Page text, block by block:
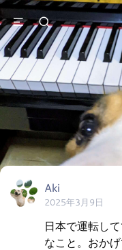
Aki
2025年3月9日
日本で運転し
なこと。おか